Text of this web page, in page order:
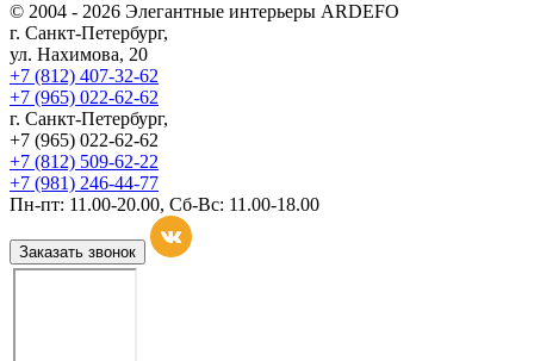
© 2004 - 2026 Элегантные интерьеры ARDEFO
г. Санкт-Петербург,
ул. Нахимова, 20
+7 (812) 407-32-62
+7 (965) 022-62-62
г. Санкт-Петербург,
+7 (965) 022-62-62
+7 (812) 509-62-22
+7 (981) 246-44-77
Пн-пт: 11.00-20.00, Сб-Вс: 11.00-18.00
Заказать звонок